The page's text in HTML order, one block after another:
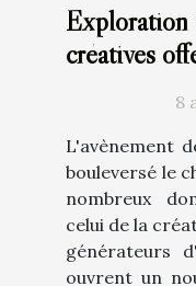
Exploration
créatives
8
L'avènement
bouleversé le
nombreux
celui de la
générateurs
ouvrent un